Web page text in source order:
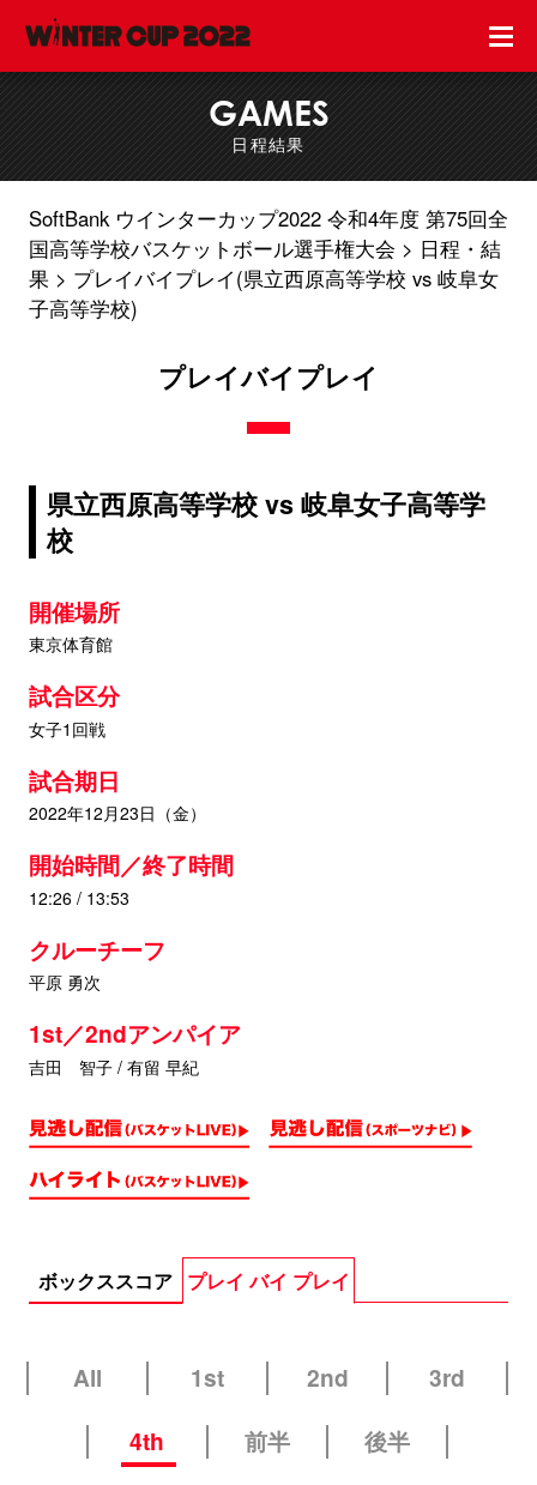
GAMES
日程結果
SoftBank ウインターカップ2022 令和4年度 第75回全
国高等学校バスケットボール選手権大会
日程・結
果
プレイバイプレイ(県立西原高等学校 vs 岐阜女
子高等学校)
プレイバイプレイ
県立西原高等学校 vs 岐阜女子高等学
校
開催場所
東京体育館
試合区分
女子1回戦
試合期日
2022年12月23日（金）
開始時間／終了時間
12:26 / 13:53
クルーチーフ
平原 勇次
1st／2ndアンパイア
吉田 智子 / 有留 早紀
ボックススコア プレイ バイ プレイ
All 1st 2nd
3rd
4th
前半 後半